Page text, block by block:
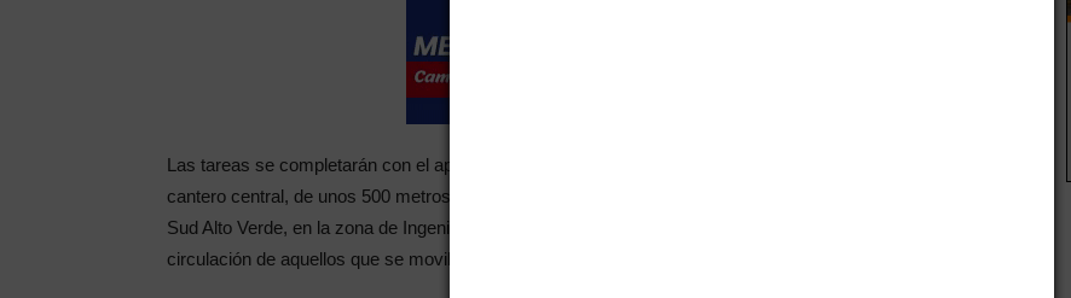
Las tareas se completarán con el aporte de la Municipalidad de Junín, que incluirá una avenida con un
cantero central, de unos 500 metros, e iluminación que abarcará desde el club La Amistad hasta el carril
Sud Alto Verde, en la zona de Ingeniero Giagnoni. “Esto mejora la seguridad para transitar y para la
circulación de aquellos que se movilizan por allí”, sostuvo el funcionario.